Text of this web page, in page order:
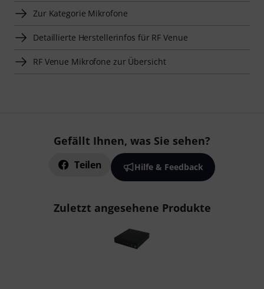
Zur Kategorie Mikrofone
Detaillierte Herstellerinfos für RF Venue
RF Venue Mikrofone zur Übersicht
Gefällt Ihnen, was Sie sehen?
Teilen Hilfe & Feedback
Zuletzt angesehene Produkte